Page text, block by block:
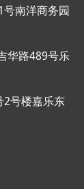
南洋商务园
华路489号乐
2号楼嘉乐东